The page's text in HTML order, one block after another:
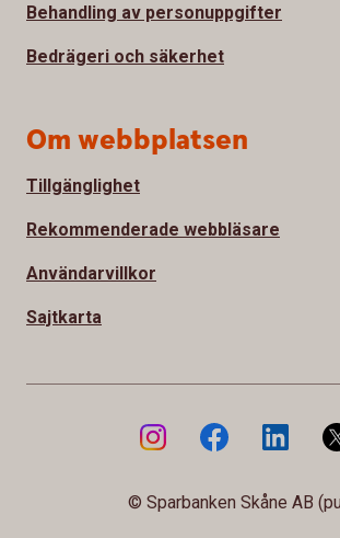
Behandling av personuppgifter
Bedrägeri och säkerhet
Om webbplatsen
Tillgänglighet
Rekommenderade webbläsare
Användarvillkor
Sajtkarta
© Sparbanken Skåne AB